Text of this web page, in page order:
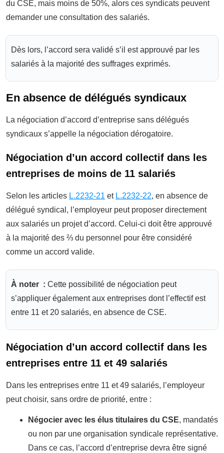
du CSE, mais moins de 50%, alors ces syndicats peuvent
demander une consultation des salariés.
Dès lors, l’accord sera validé s’il est approuvé par les
salariés à la majorité des suffrages exprimés.
En absence de délégués syndicaux
La négociation d’accord d’entreprise sans délégués
syndicaux s’appelle la négociation dérogatoire.
Négociation d’un accord collectif dans les
entreprises de moins de 11 salariés
Selon les articles L.2232-21 et L.2232-22, en absence de
délégué syndical, l’employeur peut proposer directement
aux salariés un projet d’accord. Celui-ci doit être approuvé
à la majorité des ⅔ du personnel pour être considéré
comme un accord valide.
À noter : Cette possibilité de négociation peut
s’appliquer également aux entreprises dont l’effectif est
entre 11 et 20 salariés, en absence de CSE.
Négociation d’un accord collectif dans les
entreprises entre 11 et 49 salariés
Dans les entreprises entre 11 et 49 salariés, l’employeur
peut choisir, sans ordre de priorité, entre :
Négocier avec les élus titulaires du CSE, mandatés
ou non par une organisation syndicale représentative.
Dans ce cas, l’accord d’entreprise devra être signé